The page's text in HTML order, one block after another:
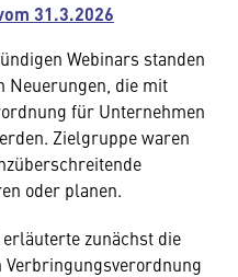
31.3.2026
Webinars standen
Neuerungen, die mit
für Unternehmen
Zielgruppe waren
oder planen.
zunächst die